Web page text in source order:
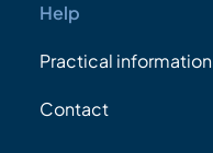
Help
Practical information
Contact